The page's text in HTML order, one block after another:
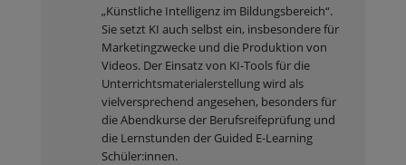
„Künstliche Intelligenz im Bildungsbereich“.
Sie setzt KI auch selbst ein, insbesondere für
Marketingzwecke und die Produktion von
Videos. Der Einsatz von KI-Tools für die
Unterrichtsmaterialerstellung wird als
vielversprechend angesehen, besonders für
die Abendkurse der Berufsreifeprüfung und
die Lernstunden der Guided E-Learning
Schüler:innen.